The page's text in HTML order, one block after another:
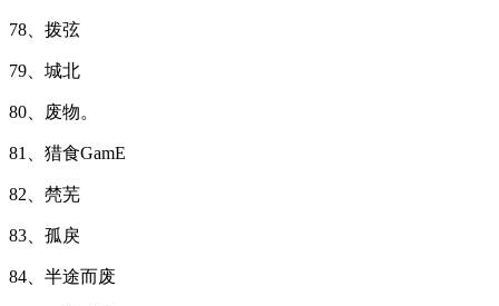
78、拨弦
79、城北
80、废物。
81、猎食GamE
82、棾芜
83、孤戾
84、半途而废